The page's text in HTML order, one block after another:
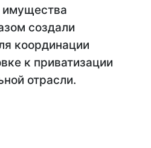
имущества
создали
координации
к приватизации
отрасли.